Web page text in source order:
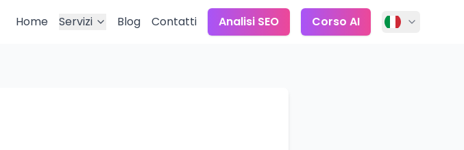
Home Servizi Blog Contatti Analisi SEO Corso AI